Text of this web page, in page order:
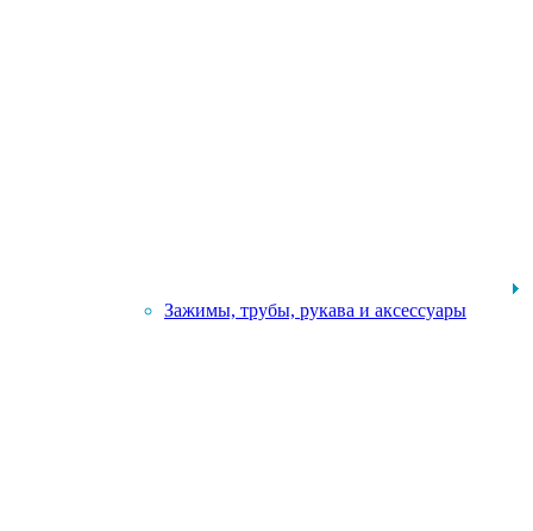
Зажимы, трубы, рукава и аксессуары